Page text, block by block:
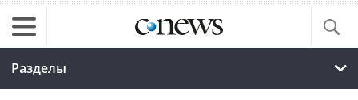
Разделы